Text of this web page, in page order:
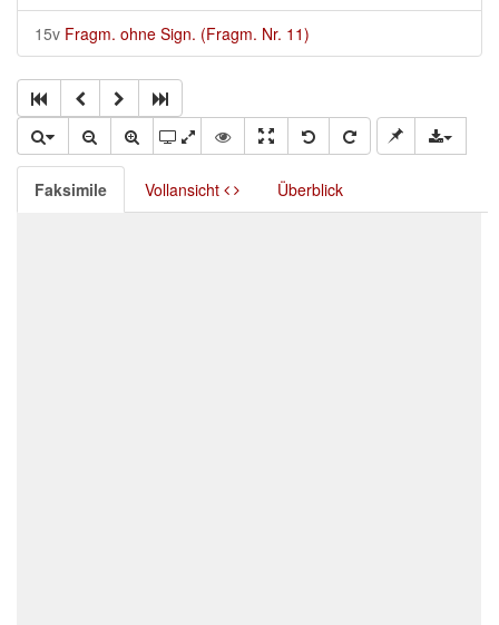
15v Fragm. ohne Sign. (Fragm. Nr. 11)
Faksimile Vollansicht Überblick